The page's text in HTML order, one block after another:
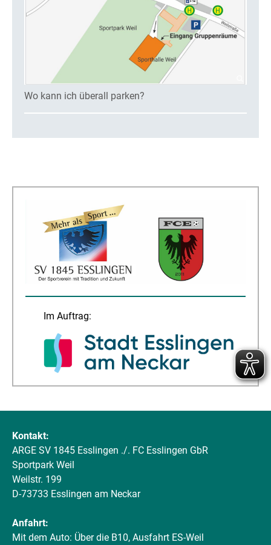
Wo kann ich überall parken?
Im Auftrag:
Kontakt:
ARGE SV 1845 Esslingen ./. FC Esslingen GbR
Sportpark Weil
Weilstr. 199
D-73733 Esslingen am Neckar
Anfahrt:
Mit dem Auto: Über die B10, Ausfahrt ES-Weil